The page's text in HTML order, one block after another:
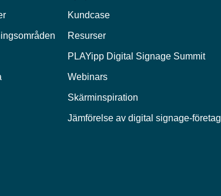
Kundcase
Resurser
PLAYipp Digital Signage Summit
Webinars
Skärminspiration
Jämförelse av digital signage-företag